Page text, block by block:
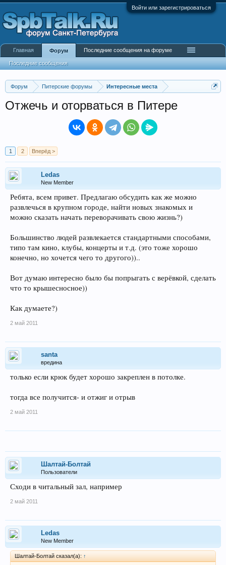
Войти или зарегистрироваться
Форум Питерские форумы Интересные места
Отжечь и оторваться в Питере
1 2 Вперёд >
Ledas
New Member
Ребята, всем привет. Предлагаю обсудить как же можно
развлечься в крупном городе, найти новых знакомых и
можно сказать начать переворачивать свою жизнь?)
Большинство людей развлекается стандартными способами,
типо там кино, клубы, концерты и т.д. (это тоже хорошо
конечно, но хочется чего то другого))..
Вот думаю интересно было бы попрыгать с верёвкой, сделать
что то крышесносное))
Как думаете?)
2 май 2011
santa
вредина
только если крюк будет хорошо закреплен в потолке.
тогда все получится- и отжиг и отрыв
2 май 2011
Шалтай-Болтай
Пользователи
Сходи в читальный зал, например
2 май 2011
Ledas
New Member
Шалтай-Болтай сказал(а): ↑
Главная Форум
Последние сообщения
Последние сообщения на форуме